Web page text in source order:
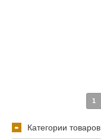
1
Категории товаров